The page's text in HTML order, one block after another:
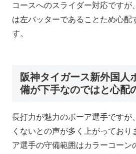
コースへのスライダー対応ですが
は左バッターであることため心配
す。
阪神タイガース新外国人
備が下手なのではと心配
長打力が魅力のボーア選手ですが
くないとの声が多く上がっており
ア選手の守備範囲はカラーコーン